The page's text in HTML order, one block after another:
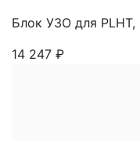
Блок УЗО для
14 247 ₽